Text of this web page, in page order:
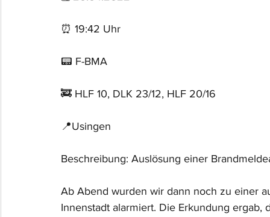
⏰ 19:42 Uhr
📟 F-BMA
🚒 HLF 10, DLK 23/12, HLF 20/16
📍Usingen
Beschreibung: Auslösung einer
Ab Abend wurden wir dann noch zu einer
Innenstadt alarmiert. Die Erkundung